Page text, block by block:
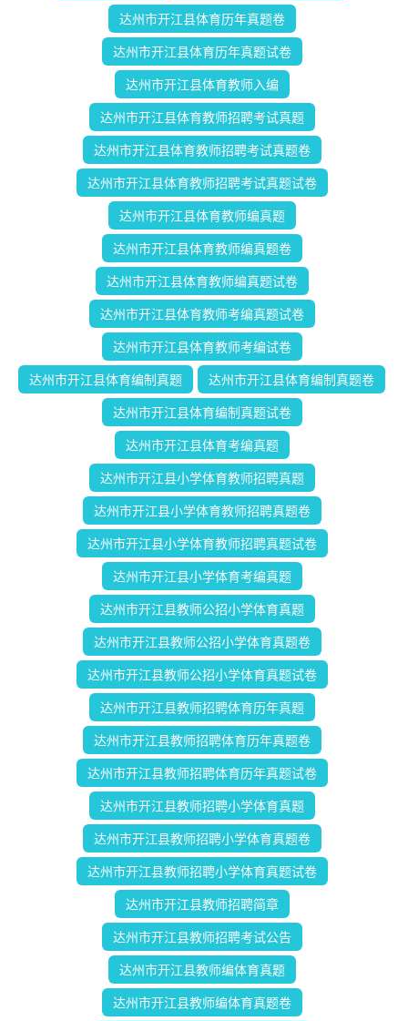
达州市开江县体育历年真题卷
达州市开江县体育历年真题试卷
达州市开江县体育教师入编
达州市开江县体育教师招聘考试真题
达州市开江县体育教师招聘考试真题卷
达州市开江县体育教师招聘考试真题试卷
达州市开江县体育教师编真题
达州市开江县体育教师编真题卷
达州市开江县体育教师编真题试卷
达州市开江县体育教师考编真题试卷
达州市开江县体育教师考编试卷
达州市开江县体育编制真题 达州市开江县体育编制真题卷
达州市开江县体育编制真题试卷
达州市开江县体育考编真题
达州市开江县小学体育教师招聘真题
达州市开江县小学体育教师招聘真题卷
达州市开江县小学体育教师招聘真题试卷
达州市开江县小学体育考编真题
达州市开江县教师公招小学体育真题
达州市开江县教师公招小学体育真题卷
达州市开江县教师公招小学体育真题试卷
达州市开江县教师招聘体育历年真题
达州市开江县教师招聘体育历年真题卷
达州市开江县教师招聘体育历年真题试卷
达州市开江县教师招聘小学体育真题
达州市开江县教师招聘小学体育真题卷
达州市开江县教师招聘小学体育真题试卷
达州市开江县教师招聘简章
达州市开江县教师招聘考试公告
达州市开江县教师编体育真题
达州市开江县教师编体育真题卷